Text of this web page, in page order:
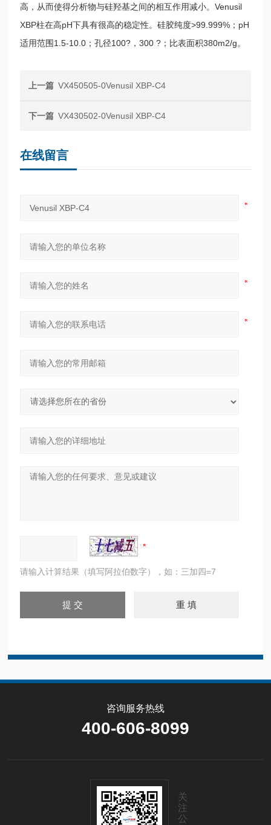
高，从而使得分析物与硅羟基之间的相互作用减小。Venusil
XBP柱在高pH下具有很高的稳定性。硅胶纯度>99.999%；pH
适用范围1.5-10.0；孔径100?，300 ?；比表面积380m2/g。
上一篇 VX450505-0Venusil XBP-C4
下一篇 VX430502-0Venusil XBP-C4
在线留言
请输入计算结果（填写阿拉伯数字），如：三加四=7
咨询服务热线
400-606-8099
关
注
公